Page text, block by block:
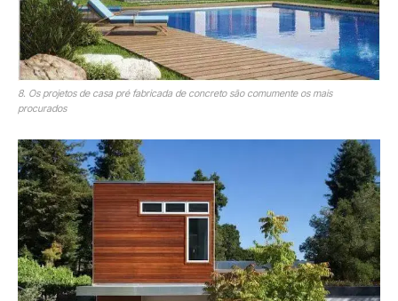
8. Os projetos de casa pré fabricada de concreto são comumente os mais
procurados